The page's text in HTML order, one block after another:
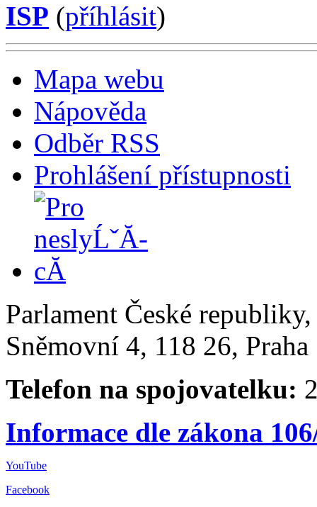
ISP (příhlásit)
Mapa webu
Nápověda
Odběr RSS
Prohlášení přístupnosti
Parlament České
Sněmovní 4, 118 26,
Telefon na spojovatelku:
Informace dle zákona
YouTube
Facebook